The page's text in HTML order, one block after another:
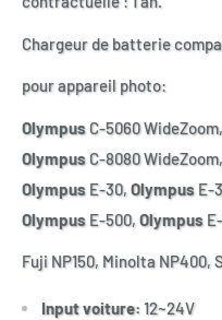
Chargeur de batterie
pour appareil photo:
Olympus C-5060 WideZoom,
Olympus C-8080 WideZoom,
Olympus E-30, Olympus E-
Olympus E-500, Olympus
Fuji NP150, Minolta NP400,
Input voiture:12~24V